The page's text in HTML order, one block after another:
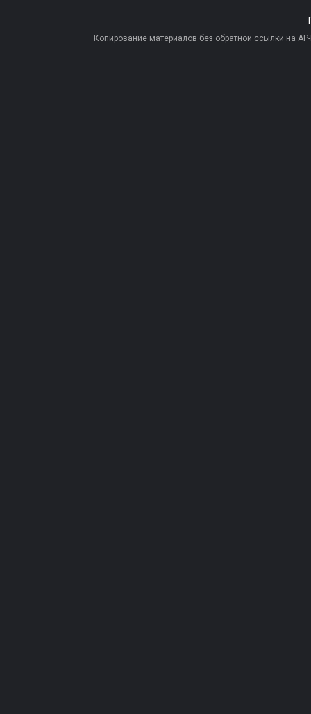
Копирование материалов без обратной ссылки на